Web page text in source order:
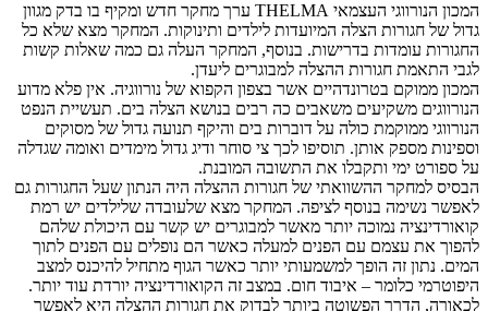
המכון הנורווגי העצמאי THELMA ערך מחקר חדש ומקיף בו בדק מגוון
גדול של חגורות הצלה המיועדות לילדים ותינוקות. המחקר מצא שלא כל
החגורות עומדות בדרישות. בנוסף, המחקר העלה גם כמה שאלות קשות
לגבי התאמת חגורות ההצלה למבוגרים ליעדן.
המכון ממוקם בטרונדהיים אשר בצפון הקפוא של נורווגיה. אין פלא מדוע
הנורווגים משקיעים משאבים כה רבים בנושא הצלה בים. תעשיית הנפט
הנורווגי ממוקמת כולה על דוברות בים והיקף תנועה גדול של מסוקים
וספינות מספק אותן. תוסיפו לכך צי סוחר ודיג גדול מימדים ואומה שגדלה
על ספורט ימי ותקבלו את התשובה המובנת.
הבסיס למחקר ההשוואתי של חגורות ההצלה היה הנתון שעל החגורות גם
לאפשר נשימה בנוסף לציפה. המחקר מצא שלעובדה שלילדים יש רמת
קואורדינציה נמוכה יותר מאשר למבוגרים יש קשר עם היכולת שלהם
להפוך את עצמם עם הפנים למעלה כאשר הם נופלים עם הפנים לתוך
המים. נתון זה הופך למשמעותי יותר כאשר הגוף מתחיל להיכנס למצב
היפוטרמי כלומר – איבוד חום. במצב זה הקואורדינציה יורדת עוד יותר.
לכאורה, הדרך הפשוטה ביותר לבדוק את חגורות ההצלה היא לאפשר